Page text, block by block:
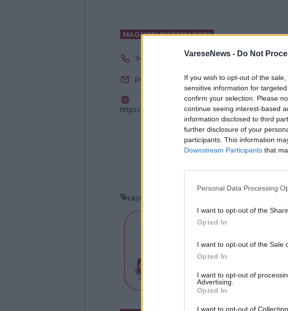
VareseNews - Do Not
If you wish to opt-out of the
sensitive information for
confirm your selection. Please
continue seeing interest-based
information disclosed to third
further disclosure of your
participants. This information
Downstream Participants that
Personal Data Processing
I want to opt-out of the
Opted In
I want to opt-out of the Sale
Opted In
I want to opt-out of
Advertising.
Opted In
I want to opt-out of
MAGGIORI INFORMAZIONI
3478442376
parrocchiabrinzio@altervista.org
https://www.facebook.com/events/
castagnata